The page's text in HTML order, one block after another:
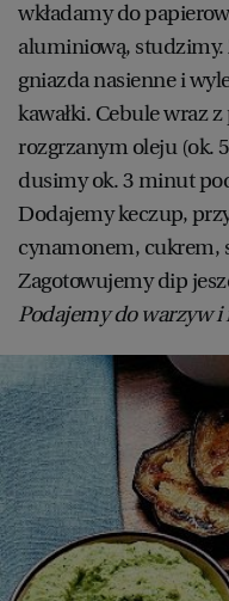
wkładamy do
aluminiową,
gniazda nasienne i
kawałki. Cebule wraz
rozgrzanym oleju (ok.
dusimy ok. 3 minut
Dodajemy keczup,
cynamonem, cukrem,
Zagotowujemy dip
Podajemy do warzyw i